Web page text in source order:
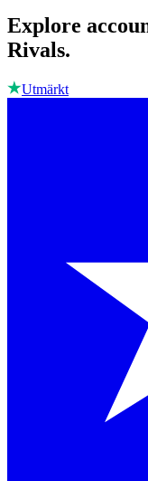
Explore
Rivals.
Utmärkt